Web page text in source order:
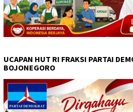
UCAPAN HUT RI FRAKSI PARTAI
BOJONEGORO